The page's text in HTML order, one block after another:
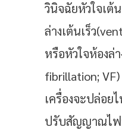
วินิจฉัยหัวใจเต้
ล่างเต้นเร็ว
หรือหัวใจห้องล่
fibrillation;
เครื่องจะปล่อย
ปรับสัญญาณไฟ